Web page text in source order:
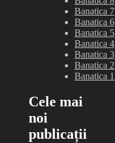
Banatica 7
Banatica 6
Banatica 5
Banatica 4
Banatica 3
Banatica 2
Banatica 1
Cele mai
noi
publicații